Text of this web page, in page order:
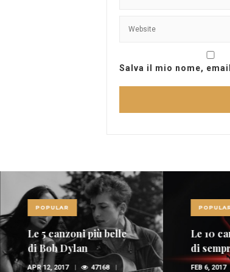
Salva il mio nome,
POPULAR
Le 5 canzoni più belle
di Bob Dylan
APR 12, 2017 47168
Le 10
di
FEB 6, 2017